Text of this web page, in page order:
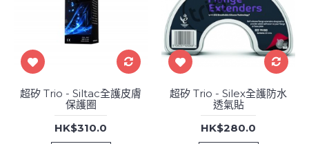
超矽 Trio - Siltac全護皮膚
保護圈
HK$310.0
超矽 Trio - Silex全護防水
透氣貼
HK$280.0